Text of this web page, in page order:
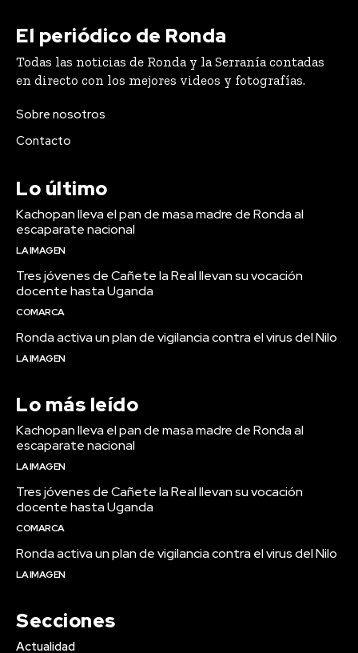
El periódico de Ronda
Todas las noticias de Ronda y la Serranía contadas
en directo con los mejores videos y fotografías.
Sobre nosotros
Contacto
Lo último
Kachopan lleva el pan de masa madre de Ronda al
escaparate nacional
LA IMAGEN
Tres jóvenes de Cañete la Real llevan su vocación
docente hasta Uganda
COMARCA
Ronda activa un plan de vigilancia contra el virus del Nilo
LA IMAGEN
Lo más leído
Kachopan lleva el pan de masa madre de Ronda al
escaparate nacional
LA IMAGEN
Tres jóvenes de Cañete la Real llevan su vocación
docente hasta Uganda
COMARCA
Ronda activa un plan de vigilancia contra el virus del Nilo
LA IMAGEN
Secciones
Actualidad